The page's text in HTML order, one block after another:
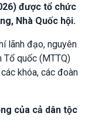
được tổ chức
Nhà Quốc hội.
lãnh đạo, nguyên
Tổ quốc (MTTQ)
khóa, các đoàn
của cả dân tộc